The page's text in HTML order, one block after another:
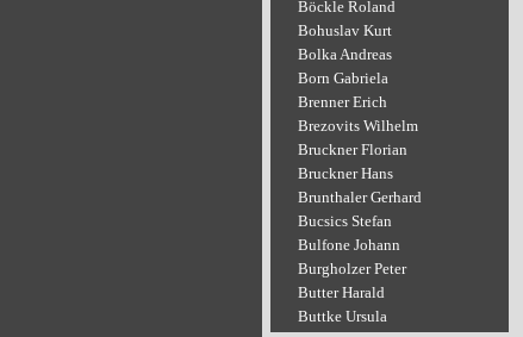
Böckle Roland
Bohuslav Kurt
Bolka Andreas
Born Gabriela
Brenner Erich
Brezovits Wilhelm
Bruckner Florian
Bruckner Hans
Brunthaler Gerhard
Bucsics Stefan
Bulfone Johann
Burgholzer Peter
Butter Harald
Buttke Ursula